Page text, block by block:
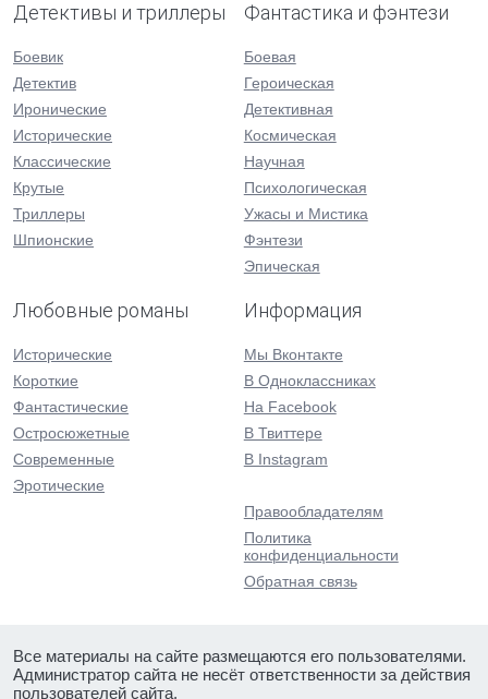
Детективы и триллеры
Боевик
Детектив
Иронические
Исторические
Классические
Крутые
Триллеры
Шпионские
Фантастика и фэнтези
Боевая
Героическая
Детективная
Космическая
Научная
Психологическая
Ужасы и Мистика
Фэнтези
Эпическая
Любовные романы
Исторические
Короткие
Фантастические
Остросюжетные
Современные
Эротические
Информация
Мы Вконтакте
В Одноклассниках
На Facebook
В Твиттере
В Instagram
Правообладателям
Политика
конфиденциальности
Обратная связь
Все материалы на сайте размещаются его пользователями.
Администратор сайта не несёт ответственности за действия
пользователей сайта.